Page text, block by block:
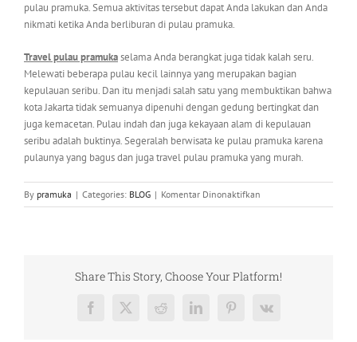
pulau pramuka. Semua aktivitas tersebut dapat Anda lakukan dan Anda
nikmati ketika Anda berliburan di pulau pramuka.
Travel pulau pramukaselama Anda berangkat juga tidak kalah seru.
Melewati beberapa pulau kecil lainnya yang merupakan bagian
kepulauan seribu. Dan itu menjadi salah satu yang membuktikan bahwa
kota Jakarta tidak semuanya dipenuhi dengan gedung bertingkat dan
juga kemacetan. Pulau indah dan juga kekayaan alam di kepulauan
seribu adalah buktinya. Segeralah berwisata ke pulau pramuka karena
pulaunya yang bagus dan juga travel pulau pramuka yang murah.
By pramuka | Categories: BLOG | Komentar Dinonaktifkan
Objek
Pulau
Kepulauan
Share This Story, Choose Your Platform!
Facebook
X RedditLinkedInPinterest
Vk